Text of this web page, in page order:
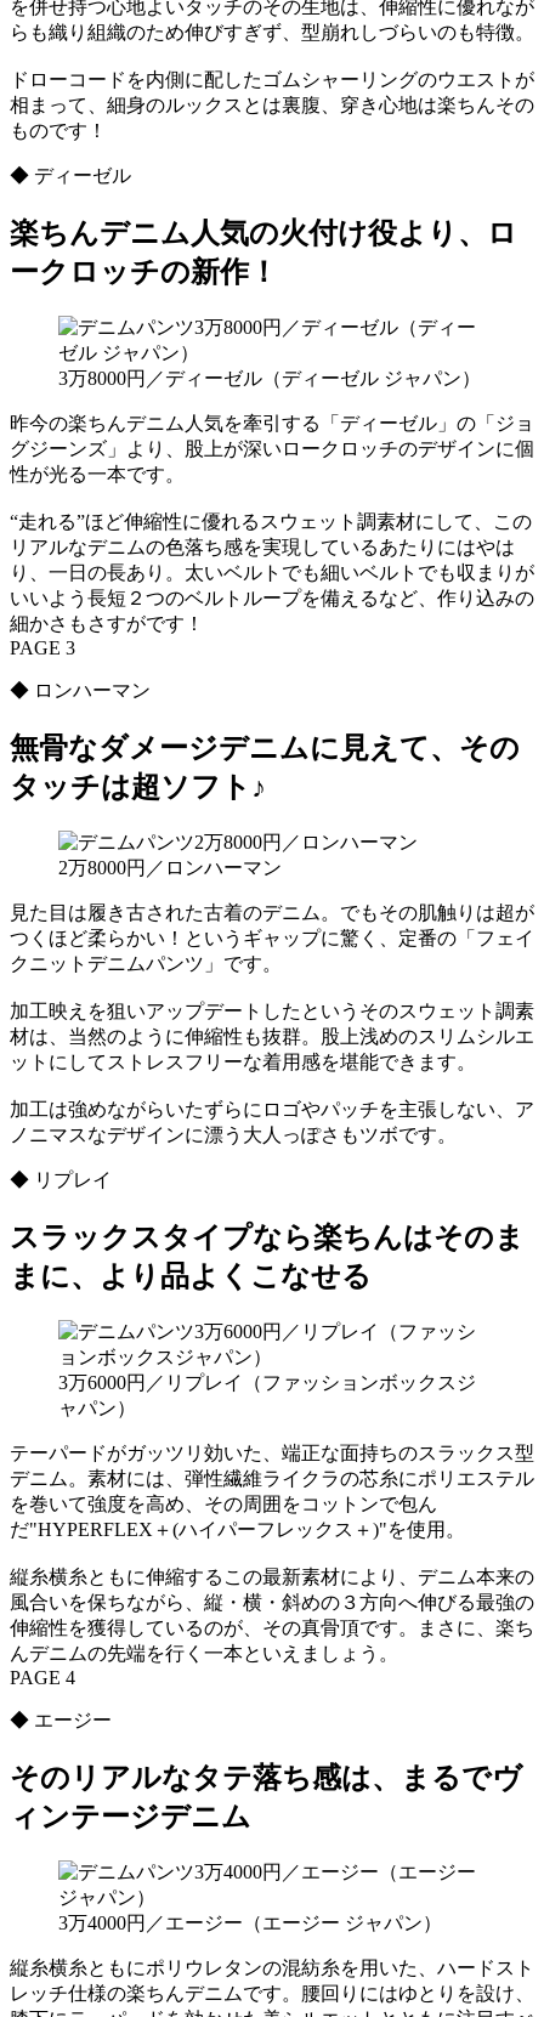
を併せ持つ心地よいタッチのその生地は、伸縮性に優れなが
らも織り組織のため伸びすぎず、型崩れしづらいのも特徴。
ドローコードを内側に配したゴムシャーリングのウエストが
相まって、細身のルックスとは裏腹、穿き心地は楽ちんその
ものです！
◆ ディーゼル
楽ちんデニム人気の火付け役より、ロ
ークロッチの新作！
3万8000円／ディーゼル（ディーゼル ジャパン）
昨今の楽ちんデニム人気を牽引する「ディーゼル」の「ジョ
グジーンズ」より、股上が深いロークロッチのデザインに個
性が光る一本です。
“走れる”ほど伸縮性に優れるスウェット調素材にして、この
リアルなデニムの色落ち感を実現しているあたりにはやは
り、一日の長あり。太いベルトでも細いベルトでも収まりが
いいよう長短２つのベルトループを備えるなど、作り込みの
細かさもさすがです！
PAGE 3
◆ ロンハーマン
無骨なダメージデニムに見えて、その
タッチは超ソフト♪
2万8000円／ロンハーマン
見た目は履き古された古着のデニム。でもその肌触りは超が
つくほど柔らかい！というギャップに驚く、定番の「フェイ
クニットデニムパンツ」です。
加工映えを狙いアップデートしたというそのスウェット調素
材は、当然のように伸縮性も抜群。股上浅めのスリムシルエ
ットにしてストレスフリーな着用感を堪能できます。
加工は強めながらいたずらにロゴやパッチを主張しない、ア
ノニマスなデザインに漂う大人っぽさもツボです。
◆ リプレイ
スラックスタイプなら楽ちんはそのま
まに、より品よくこなせる
3万6000円／リプレイ（ファッションボックスジ
ャパン）
テーパードがガッツリ効いた、端正な面持ちのスラックス型
デニム。素材には、弾性繊維ライクラの芯糸にポリエステル
を巻いて強度を高め、その周囲をコットンで包ん
だ"HYPERFLEX＋(ハイパーフレックス＋)"を使用。
縦糸横糸ともに伸縮するこの最新素材により、デニム本来の
風合いを保ちながら、縦・横・斜めの３方向へ伸びる最強の
伸縮性を獲得しているのが、その真骨頂です。まさに、楽ち
んデニムの先端を行く一本といえましょう。
PAGE 4
◆ エージー
そのリアルなタテ落ち感は、まるでヴ
ィンテージデニム
3万4000円／エージー（エージー ジャパン）
縦糸横糸ともにポリウレタンの混紡糸を用いた、ハードスト
レッチ仕様の楽ちんデニムです。腰回りにはゆとりを設け、